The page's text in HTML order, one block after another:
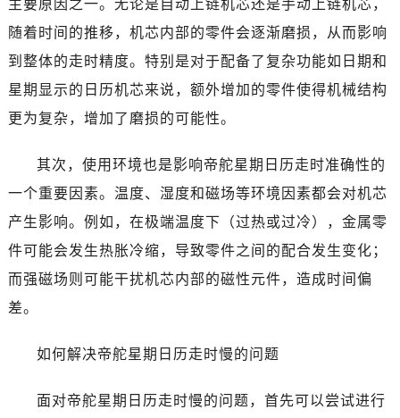
主要原因之一。无论是自动上链机芯还是手动上链机芯，
随着时间的推移，机芯内部的零件会逐渐磨损，从而影响
到整体的走时精度。特别是对于配备了复杂功能如日期和
星期显示的日历机芯来说，额外增加的零件使得机械结构
更为复杂，增加了磨损的可能性。
其次，使用环境也是影响帝舵星期日历走时准确性的
一个重要因素。温度、湿度和磁场等环境因素都会对机芯
产生影响。例如，在极端温度下（过热或过冷），金属零
件可能会发生热胀冷缩，导致零件之间的配合发生变化；
而强磁场则可能干扰机芯内部的磁性元件，造成时间偏
差。
如何解决帝舵星期日历走时慢的问题
面对帝舵星期日历走时慢的问题，首先可以尝试进行